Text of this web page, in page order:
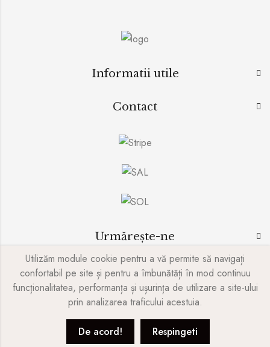
Informatii utile
Contact
Urmărește-ne
© SIlversy - 2017 - 2024
Website realizat deColor Workshop INC.
Utilizăm module cookie pentru a vă permite să navigați
confortabil pe site și pentru a îmbunătăți în mod continuu
funcționalitatea, performanța și ușurința de utilizare a site-ului
prin analizarea traficului acestuia.
De acord! Respingeti